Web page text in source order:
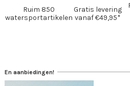
Ruim 850
watersportartikelen
Gratis levering
vanaf €49,95*
En aanbiedingen!